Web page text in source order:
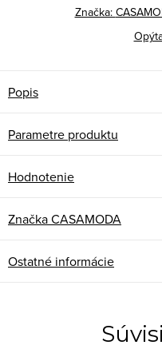
Značka:
Popis
Parametre produktu
Hodnotenie
ZnačkaCASAMODA
Ostatné informácie